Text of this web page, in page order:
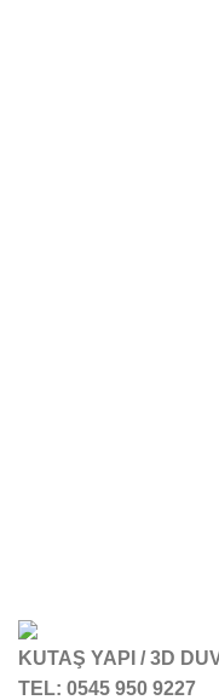
KUTAŞ YAPI / 3D
TEL: 0545 950 9227